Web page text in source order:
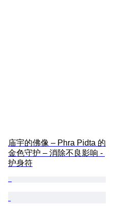
庙宇的佛像 – Phra Pidta 的
金色守护 – 消除不良影响 -
护身符